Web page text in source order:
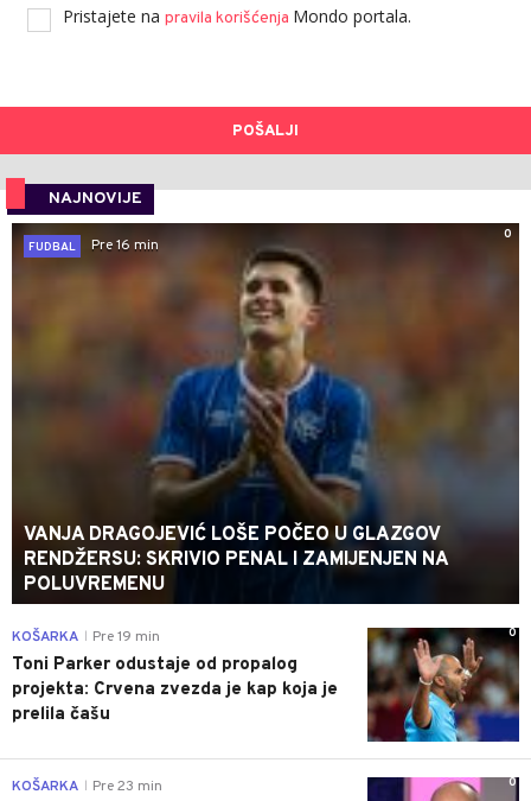
Pristajete na pravila korišćenja Mondo portala.
POŠALJI
NAJNOVIJE
0
FUDBAL
Pre 16 min
VANJA DRAGOJEVIĆ LOŠE POČEO U GLAZGOV
RENDŽERSU: SKRIVIO PENAL I ZAMIJENJEN NA
POLUVREMENU
0
KOŠARKA Pre 19 min
Toni Parker odustaje od propalog
projekta: Crvena zvezda je kap koja je
prelila čašu
0
KOŠARKA Pre 23 min